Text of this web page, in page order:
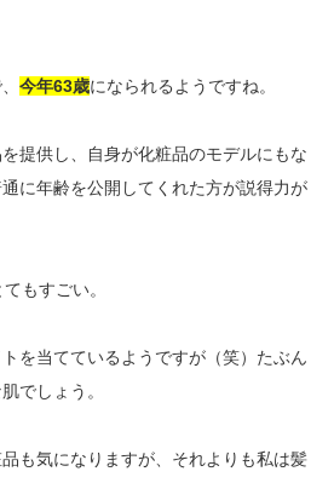
今年63歳になられるようですね。
提供し、自身が化粧品のモデルにもな
に年齢を公開してくれた方が説得力が
もすごい。
を当てているようですが（笑）たぶん
でしょう。
も気になりますが、それよりも私は髪